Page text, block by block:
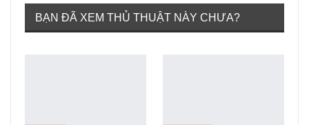
BẠN ĐÃ XEM THỦ THUẬT NÀY CHƯA?